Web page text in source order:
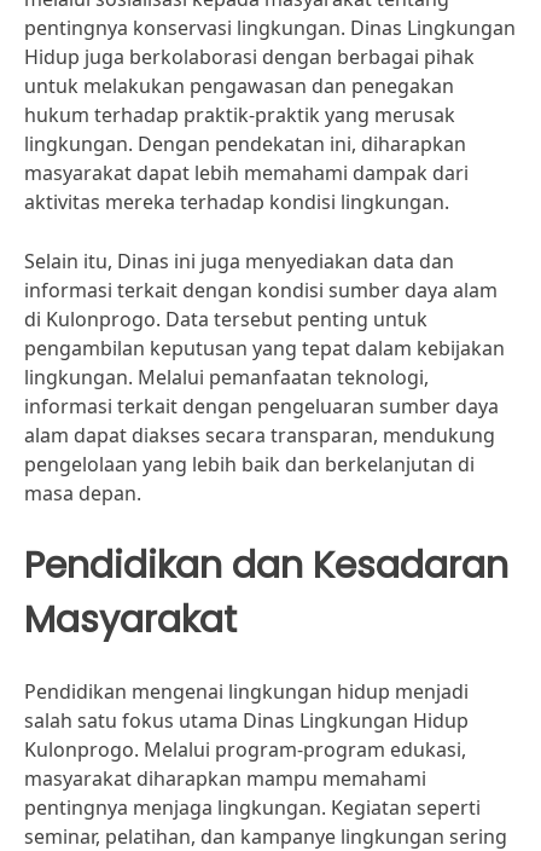
pentingnya konservasi lingkungan. Dinas Lingkungan
Hidup juga berkolaborasi dengan berbagai pihak
untuk melakukan pengawasan dan penegakan
hukum terhadap praktik-praktik yang merusak
lingkungan. Dengan pendekatan ini, diharapkan
masyarakat dapat lebih memahami dampak dari
aktivitas mereka terhadap kondisi lingkungan.
Selain itu, Dinas ini juga menyediakan data dan
informasi terkait dengan kondisi sumber daya alam
di Kulonprogo. Data tersebut penting untuk
pengambilan keputusan yang tepat dalam kebijakan
lingkungan. Melalui pemanfaatan teknologi,
informasi terkait dengan pengeluaran sumber daya
alam dapat diakses secara transparan, mendukung
pengelolaan yang lebih baik dan berkelanjutan di
masa depan.
Pendidikan dan Kesadaran
Masyarakat
Pendidikan mengenai lingkungan hidup menjadi
salah satu fokus utama Dinas Lingkungan Hidup
Kulonprogo. Melalui program-program edukasi,
masyarakat diharapkan mampu memahami
pentingnya menjaga lingkungan. Kegiatan seperti
seminar, pelatihan, dan kampanye lingkungan sering